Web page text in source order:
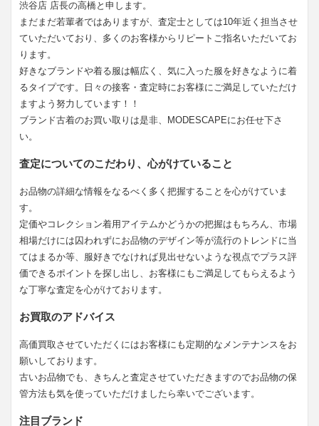
渋谷店 店長の高橋と申します。
まだまだ若輩者ではありますが、査定士としては10年近く担当させ
ていただいており、多くのお客様からリピートご指名いただいてお
ります。
好きなブランドや着る服は幅広く、気に入った服を好きなように着
るタイプです。日々の接客・査定時にお客様にご満足していただけ
ますよう努力しています！！
ブランド古着のお買い取りは是非、MODESCAPEにお任せ下さ
い。
査定についてのこだわり、心がけていること
お品物の詳細な情報をなるべく多く把握することを心がけていま
す。
定価やコレクション着用アイテムかどうかの把握はもちろん、市場
相場だけには囚われずにお品物のデザイン等が流行のトレンドに当
てはまるか等、服好きでなければ見出せないような視点でプラス評
価できるポイントを探し出し、お客様にもご満足してもらえるよう
な丁寧な査定を心がけております。
お買取のアドバイス
高価買取させていただくにはお客様にも定期的なメンテナンスをお
願いしております。
古いお品物でも、きちんと査定させていただきますのでお品物の保
管方法も気を使っていただけましたら幸いでございます。
注目ブランド